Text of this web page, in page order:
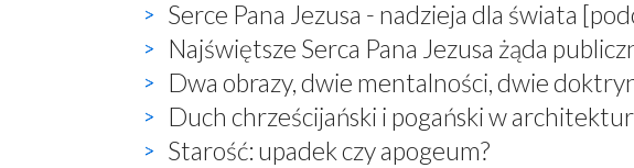
Serce Pana Jezusa - nadzieja dla świata
Najświętsze Serca Pana Jezusa żąda
Dwa obrazy, dwie mentalności, dwie
Duch chrześcijański i pogański w
Starość: upadek czy apogeum?